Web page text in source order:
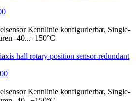
Kennlinie konfigurierbar, Single-
-40...+150°C
Kennlinie konfigurierbar, Single-